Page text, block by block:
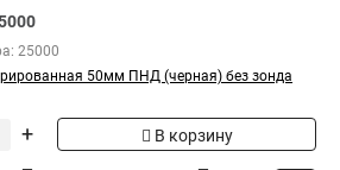
25000
50мм ПНД (черная) без зонда
+ В корзину